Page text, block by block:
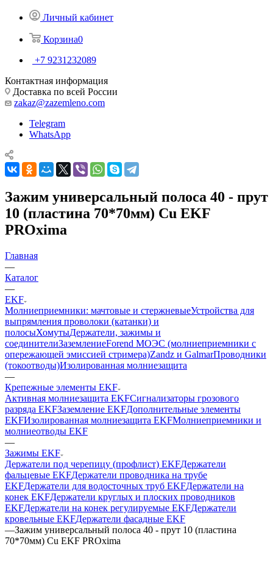
Личный кабинет
Корзина0
+7 9231232089
Контактная информация
Доставка по всей России
zakaz@zazemleno.com
Telegram
WhatsApp
Зажим универсальный полоса 40 - прут
10 (пластина 70*70мм) Cu EKF
PROxima
Главная
—
Каталог
—
EKF
Молниеприемники: мачтовые и стержневыеУстройства для
выпрямления проволоки (катанки) и
полосыХомутыДержатели, зажимы и
соединителиЗаземлениеForend МОЭС (молниеприемники с
опережающей эмиссией стримера)Zandz и GalmarПроводники
(токоотводы)Изолированная молниезащита
—
Крепежные элементы EKF
Активная молниезащита EKFСигнализаторы грозового
разряда EKFЗаземление EKFДополнительные элементы
EKFИзолированная молниезащита EKFМолниеприемники и
молниеотводы EKF
—
Зажимы EKF
Держатели под черепицу (профлист) EKFДержатели
фальцевые EKFДержатели проводника на трубе
EKFДержатели для водосточных труб EKFДержатели на
конек EKFДержатели круглых и плоских проводников
EKFДержатели на конек регулируемые EKFДержатели
кровельные EKFДержатели фасадные EKF
—Зажим универсальный полоса 40 - прут 10 (пластина
70*70мм) Cu EKF PROxima